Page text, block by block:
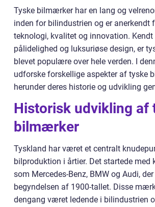
Tyske bilmærker har en lang og
inden for bilindustrien og er anerkendt
teknologi, kvalitet og innovation. Kendt
pålidelighed og luksuriøse design, er
blevet populære over hele verden. I
udforske forskellige aspekter af tyske
herunder deres historie og udvikling
Historisk udvikling af
bilmærker
Tyskland har været et centralt
bilproduktion i årtier. Det startede med
som Mercedes-Benz, BMW og Audi,
begyndelsen af 1900-tallet. Disse
dengang været ledende i bilindustrien